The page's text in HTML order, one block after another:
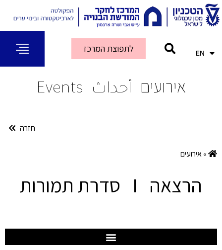
EN
AR לתפוצת המרכז
אירועים أحداث Events
»אירועים
חזרה
הרצאה I סדרת תמורות